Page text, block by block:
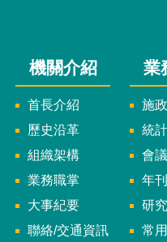
機關介紹
首長介紹
歷史沿革
組織架構
業務職掌
大事紀要
聯絡/交通資訊
業
施
統
會
年刊、
研
常